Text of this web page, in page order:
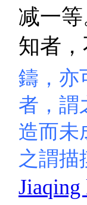
减一
知者，
鑄，亦
者，謂
造而未
之謂描